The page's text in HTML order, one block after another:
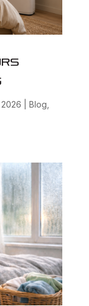
2026 Blog